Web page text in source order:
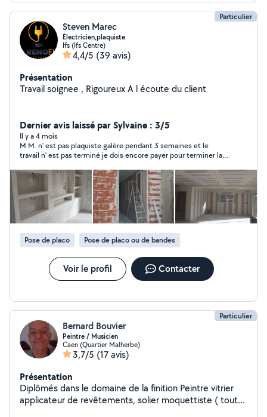
Particulier
Steven Marec
Électricien,plaquiste
Ifs (Ifs Centre)
4,4/5 (39 avis)
Présentation
Travail soignee , Rigoureux A l écoute du client
Dernier avis laissé par Sylvaine : 3/5
Il y a 4 mois
M M. n' est pas plaquiste galère pendant 3 semaines et le
travail n' est pas terminé je dois encore payer pour terminer la
Pose de placo Pose de placo ou de bandes
Voir le profil Contacter
Particulier
Bernard Bouvier
Peintre / Musicien
Caen (Quartier Malherbe)
3,7/5 (17 avis)
Présentation
Diplômés dans le domaine de la finition Peintre vitrier
applicateur de revêtements, solier moquettiste ( tout